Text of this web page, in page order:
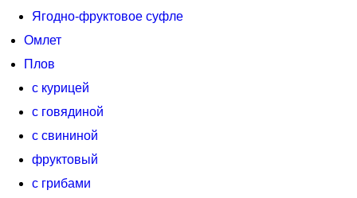
Ягодно-фруктовое суфле
Омлет
Плов
с курицей
с говядиной
с свининой
фруктовый
с грибами